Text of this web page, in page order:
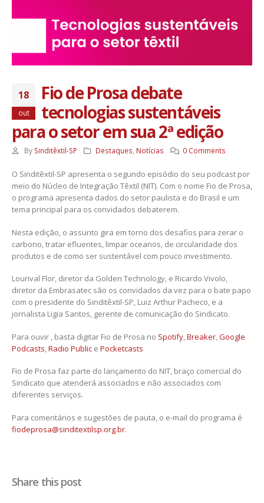
18
out
Fio de Prosa debate
tecnologias sustentáveis
para o setor em sua 2ª edição
By Sinditêxtil-SP Destaques Notícias 0 Comments
O Sinditêxtil-SP apresenta o segundo episódio do seu podcast por
meio do Núcleo de Integração Têxtil (NIT). Com o nome Fio de Prosa,
o programa apresenta dados do setor paulista e do Brasil e um
tema principal para os convidados debaterem.
Nesta edição, o assunto gira em torno dos desafios para zerar o
carbono, tratar efluentes, limpar oceanos, de circularidade dos
produtos e de como ser sustentável com pouco investimento.
Lourival Flor, diretor da Golden Technology, e Ricardo Vivolo,
diretor da Embrasatec são os convidados da vez para o bate papo
com o presidente do Sinditêxtil-SP, Luiz Arthur Pacheco, e a
jornalista Ligia Santos, gerente de comunicação do Sindicato.
Para ouvir , basta digitar Fio de Prosa no Spotify,Breaker,Google
Podcasts,Radio Public e Pocketcasts
Fio de Prosa faz parte do lançamento do NIT, braço comercial do
Sindicato que atenderá associados e não associados com
diferentes serviços.
Para comentários e sugestões de pauta, o e-mail do programa é
fiodeprosa@sinditextilsp.org.br.
Share this post